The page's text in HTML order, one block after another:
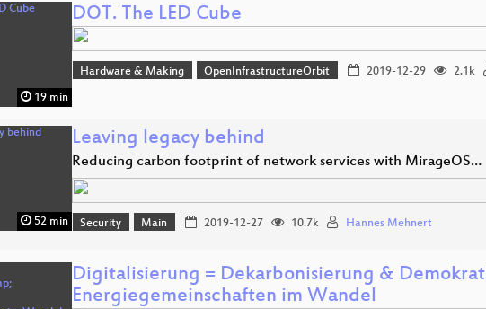
19 min
DOT. The LED Cube
Hardware & Making OpenInfrastructureOrbit 2019-12-29 2.1k
52 min
Leaving legacy behind
Reducing carbon footprint of network services with MirageOS…
Security Main 2019-12-27 10.7k Hannes Mehnert
Digitalisierung = Dekarbonisierung &
Energiegemeinschaften im Wandel